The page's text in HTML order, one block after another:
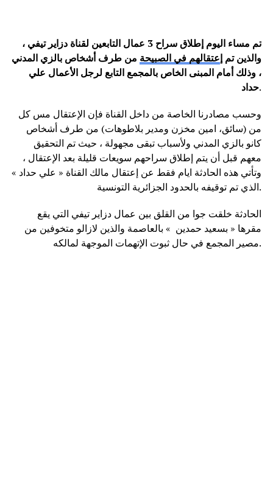
تم مساء اليوم إطلاق سراح 3 عمال التابعين لقناة دزاير تيفي ،
والذين تم إعتقالهم في الصبيحة من طرف أشخاص بالزي المدني
، وذلك أمام المبنى الخاص بالمجمع التابع لرجل الأعمال علي
حداد.
وحسب مصادرنا الخاصة من داخل القناة فإن الإعتقال مس كل
من (سائق، امين مخزن ومدير بلاطوهات) من طرف أشخاص
كانو بالزي المدني ولأسباب تبقى مجهولة ، حيث تم التحقيق
معهم قبل أن يتم إطلاق سراحهم سويعات قليلة بعد الإعتقال ،
وتأتي هذه الحادثة ايام فقط عن إعتقال مالك القناة « علي حداد »
الذي تم توقيفه بالحدود الجزائرية التونسية.
الحادثة خلقت جوا من القلق بين عمال دزاير تيفي التي يقع
مقرها « بسعيد حمدين » بالعاصمة والذين لازالو متخوفين من
مصير المجمع في حال ثبوت الإتهمات الموجهة لمالكه.